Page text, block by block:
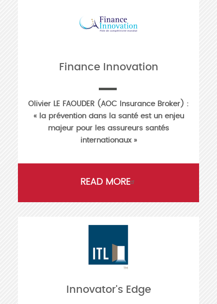
Finance Innovation
Olivier LE FAOUDER (AOC Insurance Broker) :
« la prévention dans la santé est un enjeu
majeur pour les assureurs santés
internationaux »
READ MORE
Innovator's Edge